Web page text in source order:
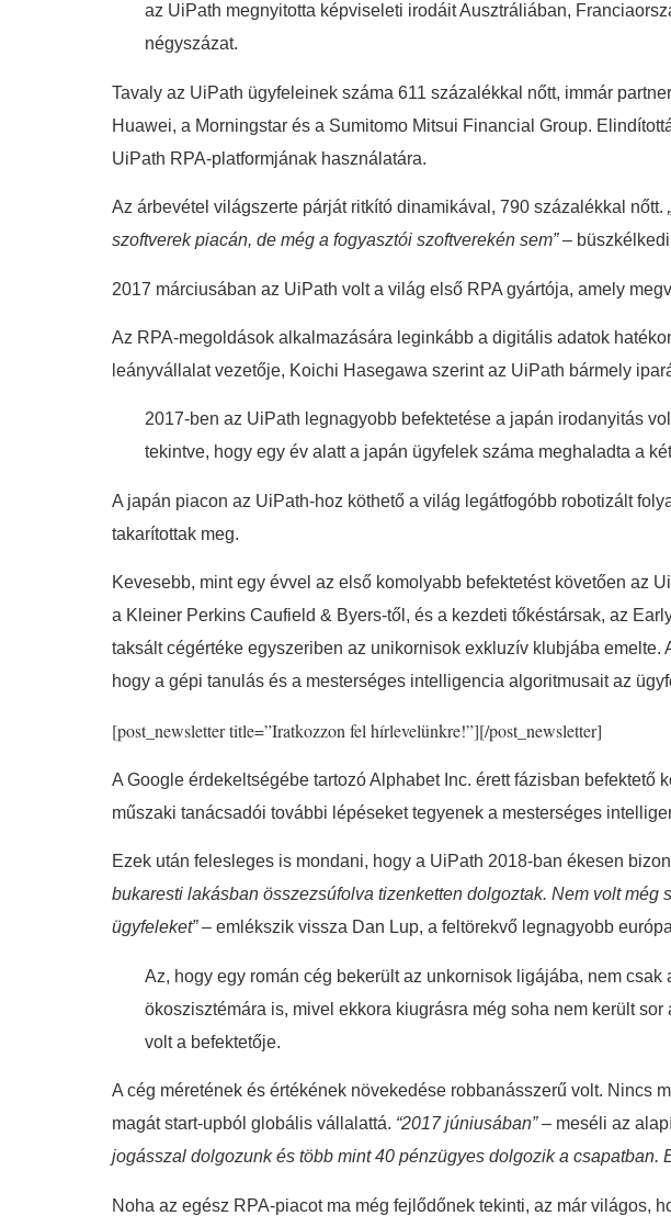
az UiPath megnyitotta képviseleti irodáit Ausztráliában,
négyszázat.
Tavaly az UiPath ügyfeleinek száma 611 százalékkal nőtt, immár
Huawei, a Morningstar és a Sumitomo Mitsui Financial Group.
UiPath RPA-platformjának használatára.
Az árbevétel világszerte párját ritkító dinamikával, 790 százalékkal nőtt.
szoftverek piacán, de még a fogyasztói szoftverekén sem”–
2017 márciusában az UiPath volt a világ első RPA gyártója, amely
Az RPA-megoldások alkalmazására leginkább a digitális adatok
leányvállalat vezetője, Koichi Hasegawa szerint az UiPath bármely
2017-ben az UiPath legnagyobb befektetése a japán irodanyitás
tekintve, hogy egy év alatt a japán ügyfelek száma meghaladta a
A japán piacon az UiPath-hoz köthető a világ legátfogóbb robotizált
takarítottak meg.
Kevesebb, mint egy évvel az első komolyabb befektetést követően
a Kleiner Perkins Caufield & Byers-től, és a kezdeti tőkéstársak, az
taksált cégértéke egyszeriben az unikornisok exkluzív klubjába
hogy a gépi tanulás és a mesterséges intelligencia algoritmusait az
[post_newsletter title=”Iratkozzon fel hírlevelünkre!”][/post_newsletter]
A Google érdekeltségébe tartozó Alphabet Inc. érett fázisban
műszaki tanácsadói további lépéseket tegyenek a mesterséges
Ezek után felesleges is mondani, hogy a UiPath 2018-ban ékesen
bukaresti lakásban összezsúfolva tizenketten dolgoztak. Nem volt
ügyfeleket”– emlékszik vissza Dan Lup, a feltörekvő legnagyobb
Az, hogy egy román cég bekerült az unkornisok ligájába, nem
ökoszisztémára is, mivel ekkora kiugrásra még soha nem került
volt a befektetője.
A cég méretének és értékének növekedése robbanásszerű volt. Nincs
magát start-upból globális vállalattá. “2017 júniusában”– meséli az
jogásszal dolgozunk és több mint 40 pénzügyes dolgozik a csapatban.
Noha az egész RPA-piacot ma még fejlődőnek tekinti, az már világos,